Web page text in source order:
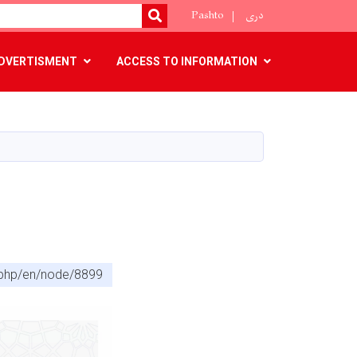
SEARCH
Pashto دری
ACCESS TO INFORMATION
en/node/8899